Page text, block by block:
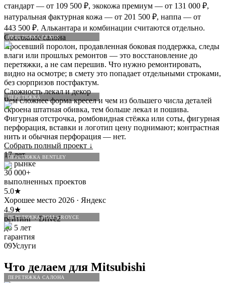
ПЕРЕТЯЖКА LEXUS
ПЕРЕТЯЖКА
ПЕРЕТЯЖКА BENTLEY
ПЕРЕТЯЖКА ROLLS-ROYCE
ПЕРЕТЯЖКА САЛОНА
стандарт — от 109 500 ₽, экокожа премиум — от 131 000 ₽,
натуральная фактурная кожа — от 201 500 ₽, наппа — от
443 500 ₽. Алькантара и комбинации считаются отдельно.
Состояние салона
Просевший поролон, продавленная боковая поддержка, следы
влаги или прошлых ремонтов — это восстановление до
перетяжки, а не сам перешив. Что нужно ремонтировать,
видно на осмотре; в смету это попадает отдельными строками,
без сюрпризов постфактум.
Сложность лекал и декор
Чем сложнее форма кресел и чем из большего числа деталей
скроена штатная обивка, тем больше лекал и пошива.
Фигурная отстрочка, ромбовидная стёжка или соты, фигурная
перфорация, вставки и логотип цену поднимают; контрастная
нить и обычная перфорация — нет.
Собрать полный проект ↓
17 лет
на рынке
30 000+
выполненных проектов
5.0★
Хорошее место 2026 · Яндекс
4.9★
рейтинг · Drive2
до 5 лет
гарантия
09Услуги
Что делаем для Mitsubishi